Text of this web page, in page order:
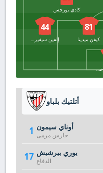
كادي بورجس
81
كيفن ميدينا
44
إلفين سيفيركلييف
ماتيوس كوخالسكي
أتلتيك بلباو
1 أوناي سيمون
حارس مرمى
17 يوري بيرشيش
الدفاع